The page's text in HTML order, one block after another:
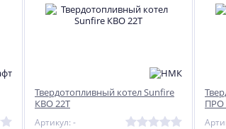
Твердотопливный котел Sunfire
КВО 22Т
Артикул: -
ПРО